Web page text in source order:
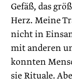
Gefäß, das
Herz. Meine
nicht in
mit anderen
konnten
sie Rituale.